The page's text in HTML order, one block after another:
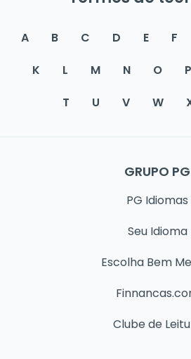
A B C D E F
K
L M N O P
T
U V W
GRUPO PG
PG Idiomas
Seu Idioma
Escolha Bem
Clube de